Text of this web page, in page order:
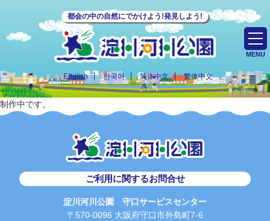
都会の中の自然にでかけよう!発見しよう!
English 한국어 简体中文 繁体中文
MENU
制作中です。
ご利用に関するお問合せ
淀川河川公園 守口サービスセンター
〒570-0096 大阪府守口市外島町7-6